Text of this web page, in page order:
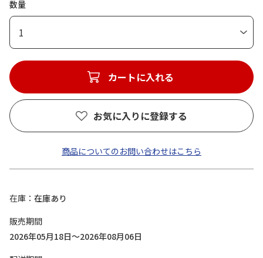
数量
1
カートに入れる
お気に入りに登録する
商品についてのお問い合わせはこちら
在庫
在庫あり
販売期間
2026年05月18日～2026年08月06日